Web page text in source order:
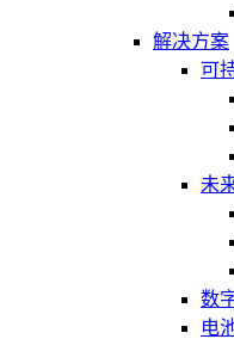
解决方案
可
未
数
电